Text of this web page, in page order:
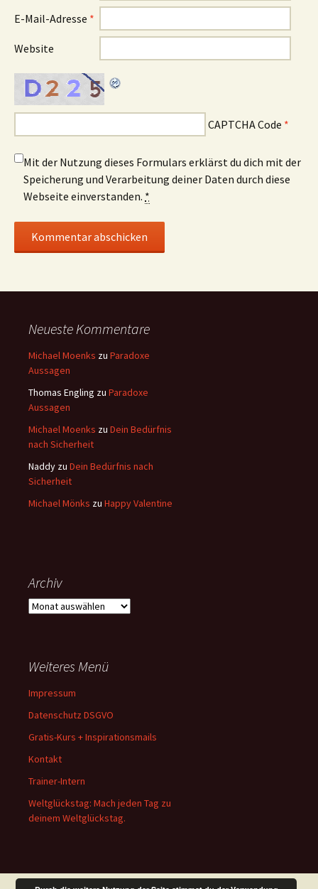
E-Mail-Adresse *
Website
CAPTCHA Code *
Mit der Nutzung dieses Formulars erklärst du dich mit der
Speicherung und Verarbeitung deiner Daten durch diese
Webseite einverstanden. *
Neueste Kommentare
Michael Moenks zu Paradoxe
Aussagen
Thomas Engling zu Paradoxe
Aussagen
Michael Moenks zu Dein Bedürfnis
nach Sicherheit
Naddy zu Dein Bedürfnis nach
Sicherheit
Michael Mönks zu Happy Valentine
Archiv
Archiv
Weiteres Menü
Impressum
Datenschutz DSGVO
Gratis-Kurs + Inspirationsmails
Kontakt
Trainer-Intern
Weltglückstag: Mach jeden Tag zu
deinem Weltglückstag.